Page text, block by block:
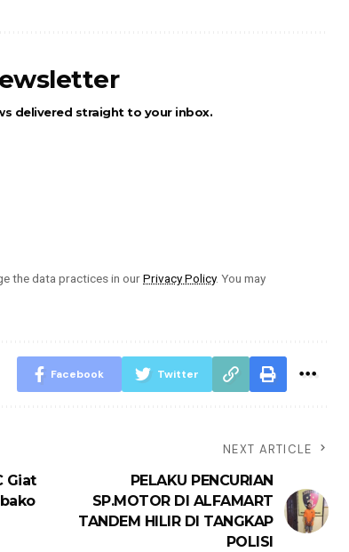
delivered straight to your inbox.
the data practices in ourPrivacy Policy. You may
Facebook Twitter
Giat
NEXT ARTICLE
PELAKU PENCURIAN
SP.MOTOR DI ALFAMART
TANDEM HILIR DI TANGKAP
POLISI